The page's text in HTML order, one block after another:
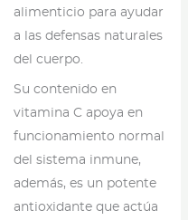
alimenticio para ayudar
a las defensas naturales
del cuerpo.
Su contenido en
vitamina C apoya en
funcionamiento normal
del sistema inmune,
además, es un potente
antioxidante que actúa